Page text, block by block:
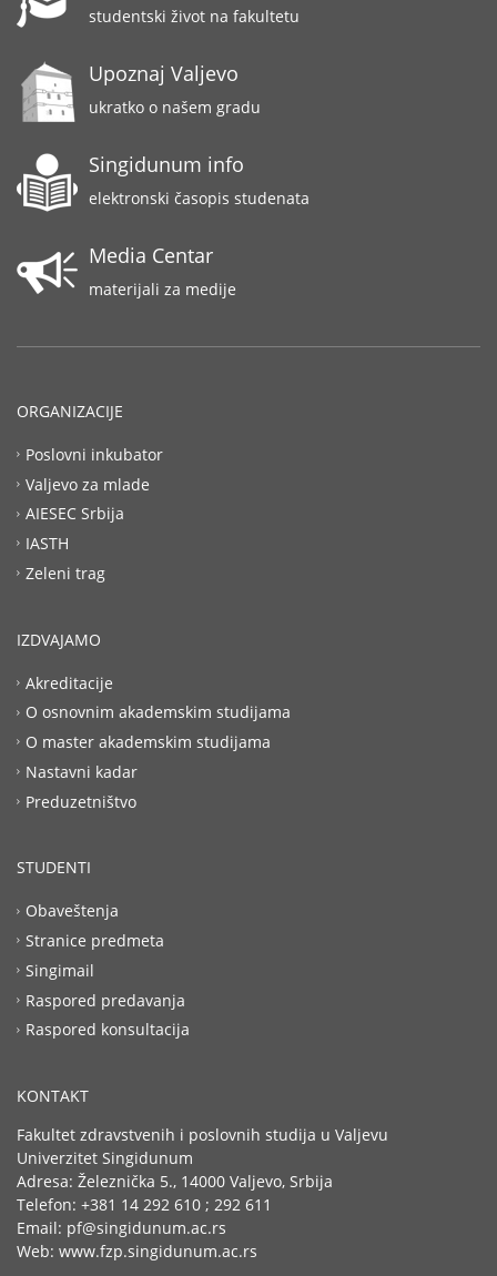
studentski život na fakultetu
Upoznaj Valjevo
ukratko o našem gradu
Singidunum info
elektronski časopis studenata
Media Centar
materijali za medije
ORGANIZACIJE
Poslovni inkubator
Valjevo za mlade
AIESEC Srbija
IASTH
Zeleni trag
IZDVAJAMO
Akreditacije
O osnovnim akademskim studijama
O master akademskim studijama
Nastavni kadar
Preduzetništvo
STUDENTI
Obaveštenja
Stranice predmeta
Singimail
Raspored predavanja
Raspored konsultacija
KONTAKT
Fakultet zdravstvenih i poslovnih studija u Valjevu
Univerzitet Singidunum
Adresa: Železnička 5., 14000 Valjevo, Srbija
Telefon: +381 14 292 610 ; 292 611
Email: pf@singidunum.ac.rs
Web: www.fzp.singidunum.ac.rs